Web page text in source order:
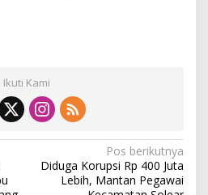
Ikuti Kami
Pos berikutnya
Diduga Korupsi Rp 400 Juta
Lebih, Mantan Pegawai